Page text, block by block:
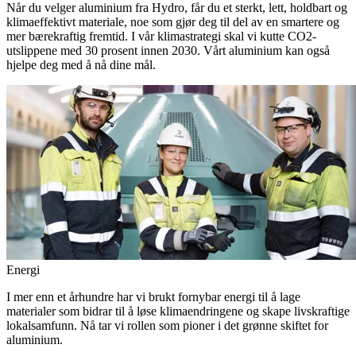
Når du velger aluminium fra Hydro, får du et sterkt, lett, holdbart og
klimaeffektivt materiale, noe som gjør deg til del av en smartere og
mer bærekraftig fremtid. I vår klimastrategi skal vi kutte CO2-
utslippene med 30 prosent innen 2030. Vårt aluminium kan også
hjelpe deg med å nå dine mål.
Energi
I mer enn et århundre har vi brukt fornybar energi til å lage
materialer som bidrar til å løse klimaendringene og skape livskraftige
lokalsamfunn. Nå tar vi rollen som pioner i det grønne skiftet for
aluminium.